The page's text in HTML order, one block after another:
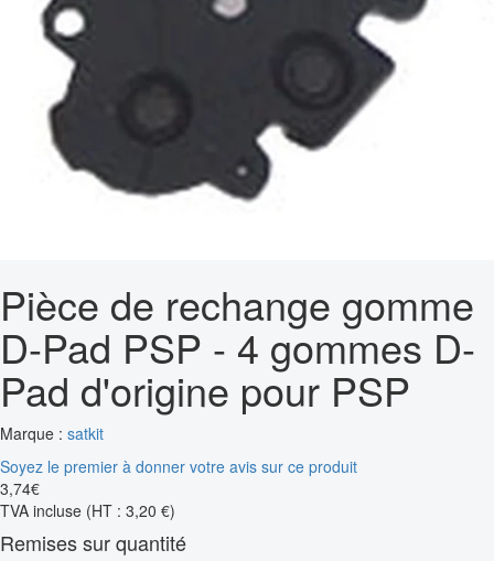
Pièce de rechange gomme
D-Pad PSP - 4 gommes D-
Pad d'origine pour PSP
Marque : satkit
Soyez le premier à donner votre avis sur ce produit
3,74€
TVA incluse (HT : 3,20 €)
Remises sur quantité